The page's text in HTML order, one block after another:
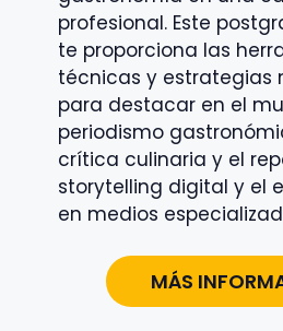
profesional. Este
te proporciona las
técnicas y estrategias
para destacar en el
periodismo
crítica culinaria y el
storytelling digital y el
en medios
MÁS